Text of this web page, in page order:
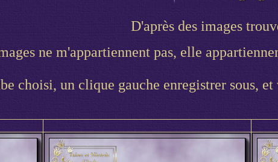
D'après des images
ne m'appartiennent pas, elle
choisi, un clique gauche enregistrer sous,